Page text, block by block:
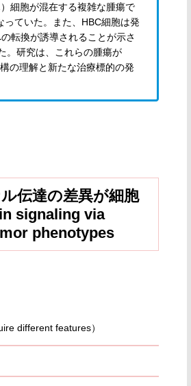
細胞が混在する複雑な腫瘍で
ていた。また、HBC細胞は発
転換が誘導されることが示さ
。研究は、これらの腫瘍が
の理解と新たな治療標的の発
伝達の差異が細胞
signaling via
phenotypes